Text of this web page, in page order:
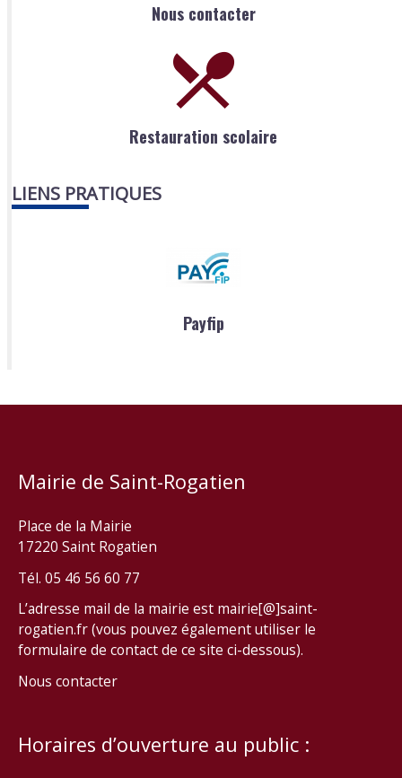
Nous contacter
Restauration scolaire
LIENS PRATIQUES
Payfip
Mairie de Saint-Rogatien
Place de la Mairie
17220 Saint Rogatien
Tél. 05 46 56 60 77
L’adresse mail de la mairie est mairie[@]saint-
rogatien.fr (vous pouvez également utiliser le
formulaire de contact de ce site ci-dessous).
Nous contacter
Horaires d’ouverture au public :